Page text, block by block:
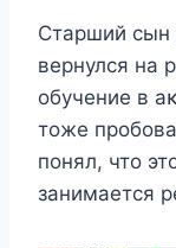
Старший сын
вернулся на
οбучение в
тоже
понял, что
занимается